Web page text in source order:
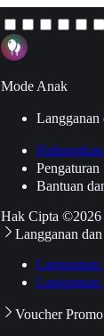
Mode Anak
Langganan
Pengaturan
Bantuan
Hak Cipta
Langganan
Langganan
Voucher Promo